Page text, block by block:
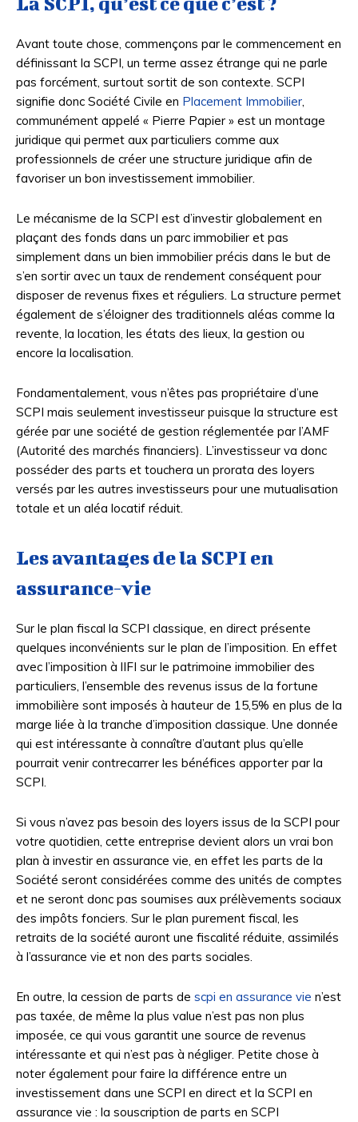
Avant toute chose, commençons par le commencement en
définissant la SCPI, un terme assez étrange qui ne parle
pas forcément, surtout sortit de son contexte. SCPI
signifie donc Société Civile en Placement Immobilier
communément appelé « Pierre Papier » est un montage
juridique qui permet aux particuliers comme aux
professionnels de créer une structure juridique afin de
favoriser un bon investissement immobilier.
Le mécanisme de la SCPI est d’investir globalement en
plaçant des fonds dans un parc immobilier et pas
simplement dans un bien immobilier précis dans le but de
s’en sortir avec un taux de rendement conséquent pour
disposer de revenus fixes et réguliers. La structure permet
également de s’éloigner des traditionnels aléas comme la
revente, la location, les états des lieux, la gestion ou
encore la localisation.
Fondamentalement, vous n’êtes pas propriétaire d’une
SCPI mais seulement investisseur puisque la structure est
gérée par une société de gestion réglementée par l’AMF
(Autorité des marchés financiers). L’investisseur va donc
posséder des parts et touchera un prorata des loyers
versés par les autres investisseurs pour une mutualisation
totale et un aléa locatif réduit.
Les avantages de la SCPI en
assurance-vie
Sur le plan fiscal la SCPI classique, en direct présente
quelques inconvénients sur le plan de l’imposition. En effet
avec l’imposition à lIFI sur le patrimoine immobilier des
particuliers, l’ensemble des revenus issus de la fortune
immobilière sont imposés à hauteur de 15,5% en plus de la
marge liée à la tranche d’imposition classique. Une donnée
qui est intéressante à connaître d’autant plus qu’elle
pourrait venir contrecarrer les bénéfices apporter par la
SCPI.
Si vous n’avez pas besoin des loyers issus de la SCPI pour
votre quotidien, cette entreprise devient alors un vrai bon
plan à investir en assurance vie, en effet les parts de la
Société seront considérées comme des unités de comptes
et ne seront donc pas soumises aux prélèvements sociaux
des impôts fonciers. Sur le plan purement fiscal, les
retraits de la société auront une fiscalité réduite, assimilés
à l’assurance vie et non des parts sociales.
En outre, la cession de parts de scpi en assurance vie n’est
pas taxée, de même la plus value n’est pas non plus
imposée, ce qui vous garantit une source de revenus
intéressante et qui n’est pas à négliger. Petite chose à
noter également pour faire la différence entre un
investissement dans une SCPI en direct et la SCPI en
assurance vie : la souscription de parts en SCPI